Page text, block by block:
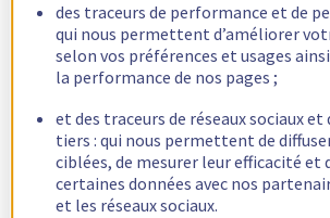
des traceurs de performance et de
qui nous permettent d’améliorer
selon vos préférences et usages
la performance de nos pages ;
et des traceurs de réseaux sociaux
tiers : qui nous permettent de
ciblées, de mesurer leur efficacité et
certaines données avec nos
et les réseaux sociaux.